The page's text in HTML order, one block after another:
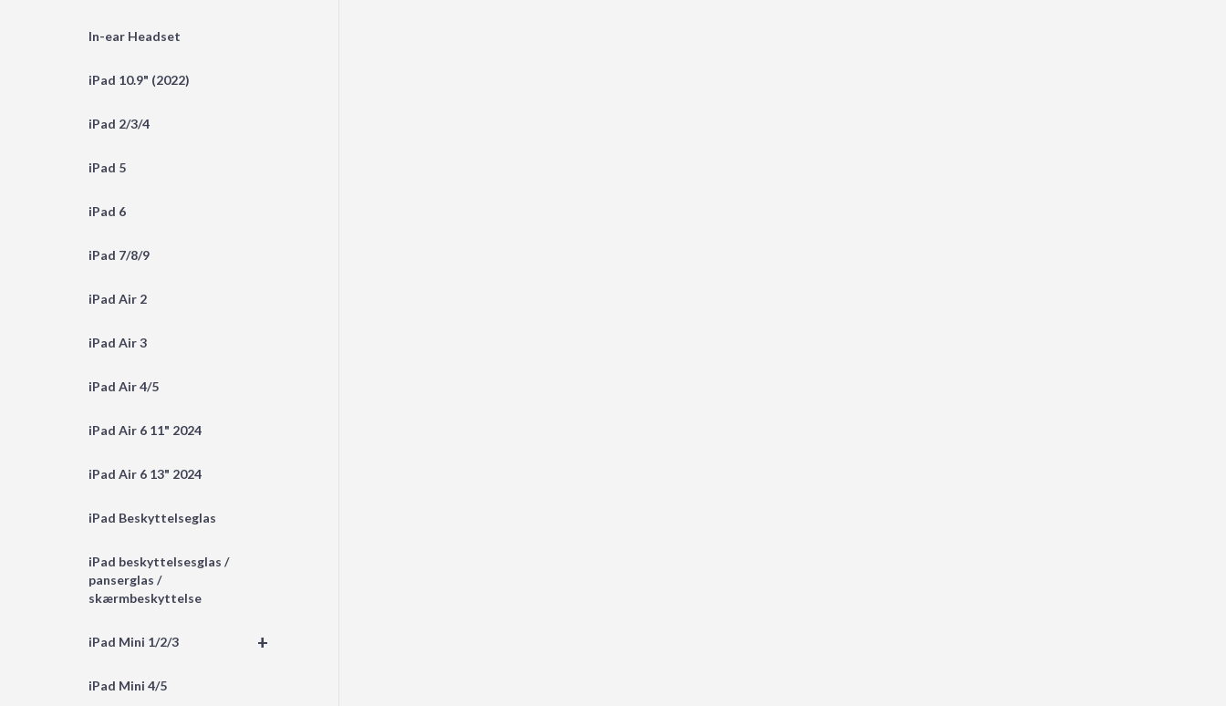
In-ear Headset
iPad 10.9" (2022)
iPad 2/3/4
iPad 5
iPad 6
iPad 7/8/9
iPad Air 2
iPad Air 3
iPad Air 4/5
iPad Air 6 11" 2024
iPad Air 6 13" 2024
iPad Beskyttelseglas
iPad beskyttelsesglas /
panserglas /
skærmbeskyttelse
+
iPad Mini 1/2/3
iPad Mini 4/5